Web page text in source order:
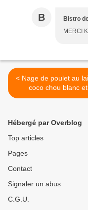
B Bistro
MERCI
< Nage de poulet au lait de
coco chou blanc et
compagnie
Hébergé par Overblog
Top articles
Pages
Contact
Signaler un abus
C.G.U.